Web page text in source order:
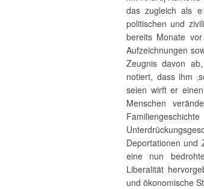
das zugleich als
politischen und
bereits Monate
Aufzeichnungen
Zeugnis davon
notiert, dass ihm
seien wirft er
Menschen
Deportationen und
eine nun
Liberalität
und ökonomische